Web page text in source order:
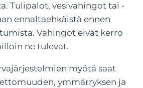
Tulipalot, vesivahingot tai -
ennaltaehkäistä ennen
Vahingot eivät kerro
ne tulevat.
myötä saat
ymmärryksen ja